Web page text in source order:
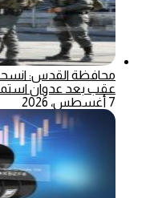
محافظة القدس:
عقب بعد عدوان
7 أغسطس، 2026